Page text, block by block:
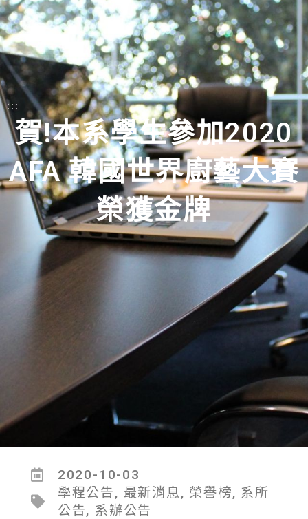
:::
賀!本系學生參加2020
AFA 韓國世界廚藝大賽
榮獲金牌
2020-10-03
學程公告, 最新消息, 榮譽榜, 系所
公告, 系辦公告